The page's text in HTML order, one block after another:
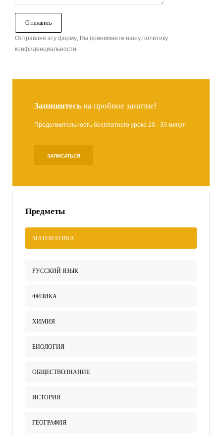
Отправляя эту форму, Вы принимаете нашу политику
конфиденциальности.
Запишитесьна пробное занятие!
Продолжительность бесплатного урока 20 - 30 минут.
ЗАПИСАТЬСЯ
Предметы
МАТЕМАТИКА
РУССКИЙ ЯЗЫК
ФИЗИКА
ХИМИЯ
БИОЛОГИЯ
ОБЩЕСТВОЗНАНИЕ
ИСТОРИЯ
ГЕОГРАФИЯ